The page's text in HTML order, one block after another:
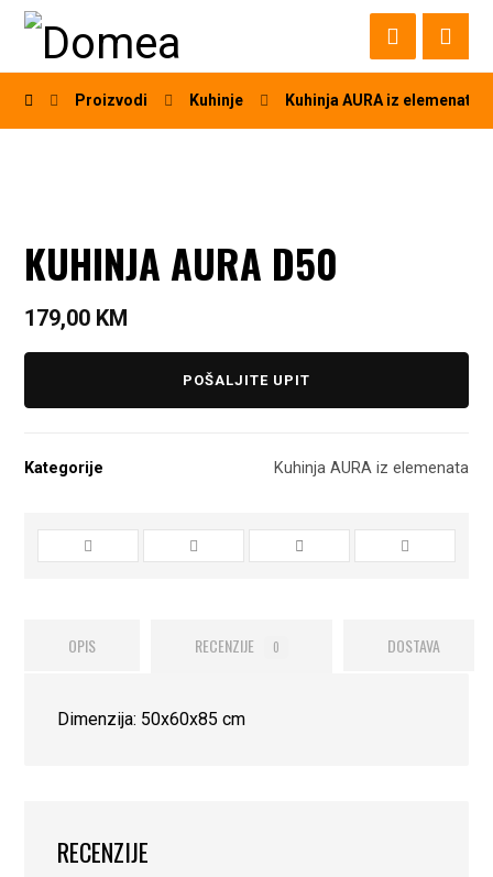
Proizvodi Kuhinje Kuhinja AURA iz elemenata
KUHINJA AURA D50
179,00 KM
POŠALJITE UPIT
Kategorije Kuhinja AURA iz elemenata
OPIS RECENZIJE 0 DOSTAVA
Dimenzija: 50x60x85 cm
RECENZIJE